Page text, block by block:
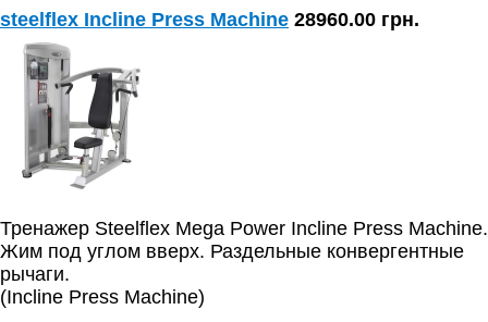
steelflex Incline Press Machine 28960.00 грн.
Тренажер Steelflex Mega Power Incline Press Machine.
Жим под углом вверх. Раздельные конвергентные
рычаги.
(Incline Press Machine)